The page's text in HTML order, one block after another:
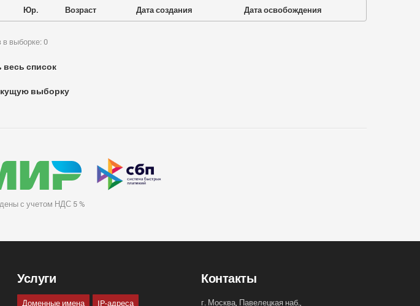
Юр. Возраст Дата создания Дата освобождения
выборке: 0
весь список
выборку
с учетом НДС 5 %
Услуги
Доменные имена IP-адреса
Контакты
г. Москва, Павелецкая наб.,